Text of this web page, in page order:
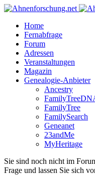
Home
Fernabfrage
Forum
Adressen
Veranstaltungen
Magazin
Genealogie-Anbieter
Ancestry
FamilyTree
FamilySearch
Geneanet
23andMe
MyHeritage
Sie sind noch nicht im
Frage und lassen Sie sich